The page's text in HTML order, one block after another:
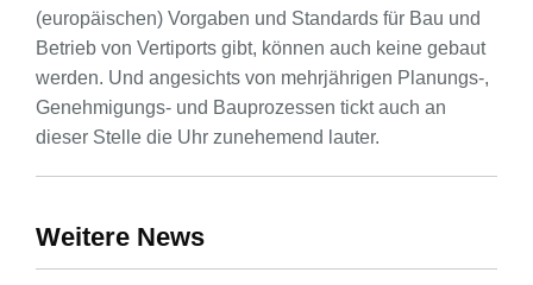
(europäischen) Vorgaben und Standards für Bau und
Betrieb von Vertiports gibt, können auch keine gebaut
werden. Und angesichts von mehrjährigen Planungs-,
Genehmigungs- und Bauprozessen tickt auch an
dieser Stelle die Uhr zunehemend lauter.
Weitere News